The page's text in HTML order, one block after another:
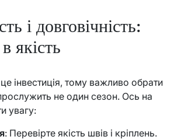
і довговічність:
якість
інвестиція, тому важливо обрати
не один сезон. Ось на
увагу:
: Перевірте якість швів і кріплень.